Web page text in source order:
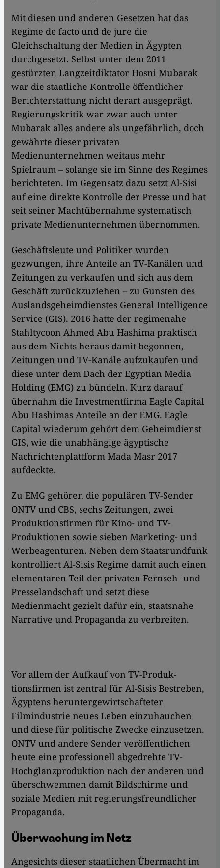
Mit diesen und anderen Gesetzen hat das
Regime de facto und de jure die
Gleichschaltung der Medien in Ägypten
durchgesetzt. Selbst unter dem 2011
gestürzten Langzeitdiktator Hosni Mubarak
war die staatliche Kontrolle öffentlicher
Berichterstattung nicht derart ausgeprägt.
Regierungskritik war zwar auch unter
Mubarak alles andere als ungefährlich, doch
gewährte dieser privaten
Medienunternehmen weitaus mehr
Spielraum – solange sie im Sinne des Regimes
berichteten. Im Gegensatz dazu setzt Al-Sisi
auf eine direkte Kontrolle der Presse und hat
seit seiner Machtübernahme systematisch
private Medienunternehmen übernommen.
Geschäftsleute und Politiker wurden
gezwungen, ihre Anteile an TV-Kanälen und
Zeitungen zu verkaufen und sich aus dem
Geschäft zurückzuziehen – zu Gunsten des
Auslandsgeheimdienstes General Intelligence
Service (GIS). 2016 hatte der regimenahe
Stahltycoon Ahmed Abu Hashima praktisch
aus dem Nichts heraus damit begonnen,
Zeitungen und TV-Kanäle aufzukaufen und
diese unter dem Dach der Egyptian Media
Holding (EMG) zu bündeln. Kurz darauf
übernahm die Investmentfirma Eagle Capital
Abu Hashimas Anteile an der EMG. Eagle
Capital wiederum gehört dem Geheimdienst
GIS, wie die unabhängige ägyptische
Nachrichtenplattform Mada Masr 2017
aufdeckte.
Zu EMG gehören die populären TV-Sender
ONTV und CBS, sechs Zeitungen, zwei
Produktionsfirmen für Kino- und TV-
Produktionen sowie sieben Marketing- und
Werbeagenturen. Neben dem Staatsrundfunk
kontrolliert Al-Sisis Regime damit auch einen
elementaren Teil der privaten Fernseh- und
Presselandschaft und setzt diese
Medienmacht gezielt dafür ein, staatsnahe
Narrative und Propaganda zu verbreiten.
Vor allem der Aufkauf von TV-Produk­
tionsfirmen ist zentral für Al-Sisis Bestreben,
Ägyptens heruntergewirtschafteter
Filmindustrie neues Leben einzuhauchen
und diese für politische Zwecke einzusetzen.
ONTV und andere Sender veröffentlichen
heute eine professionell abgedrehte TV-
Hochglanzproduktion nach der anderen und
überschwemmen damit Bildschirme und
soziale Medien mit regierungsfreundlicher
Propaganda.
Überwachung im Netz
Angesichts dieser staatlichen Übermacht im